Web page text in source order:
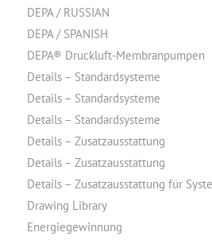
DEPA / RUSSIAN
DEPA / SPANISH
DEPA® Druckluft-Membranpumpen
Details – Standardsysteme
Details – Standardsysteme
Details – Standardsysteme
Details – Zusatzausstattung
Details – Zusatzausstattung
Details – Zusatzausstattung für
Drawing Library
Energiegewinnung